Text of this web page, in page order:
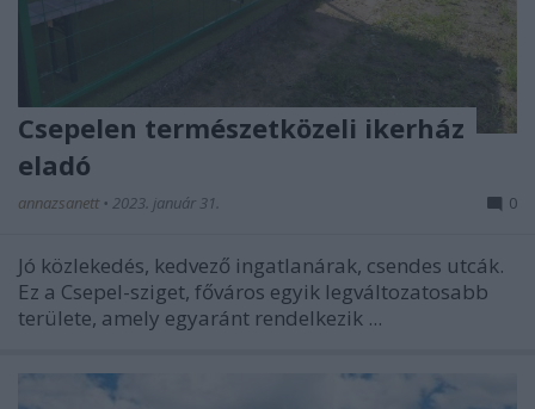
Csepelen természetközeli ikerház
eladó
annazsanett • 2023. január 31. 0
Jó közlekedés, kedvező ingatlanárak, csendes utcák.
Ez a Csepel-sziget, főváros egyik legváltozatosabb
területe, amely egyaránt rendelkezik ...